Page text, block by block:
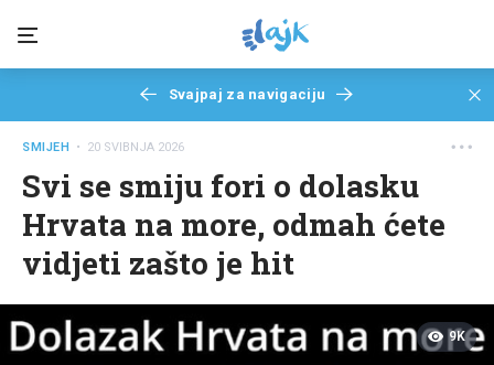
Svajpaj za navigaciju
SMIJEH • 20 SVIBNJA 2026
Svi se smiju fori o dolasku
Hrvata na more, odmah ćete
vidjeti zašto je hit
9K